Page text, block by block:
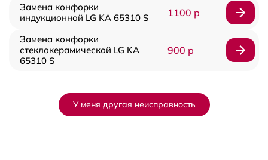
Замена конфорки
индукционной LG KA 65310 S
1100 р
Замена конфорки
стеклокерамической LG KA
65310 S
900 р
У меня другая неисправность